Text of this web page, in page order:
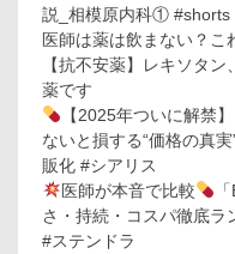
説_相模原内科① #shorts
医師は薬は飲まない？こ
【抗不安薬】レキソタ
薬です
【2025年ついに解禁
ないと損する“価格の真実
販化 #シアリス
医師が本音で比較
さ・持続・コスパ徹底ラ
#ステンドラ